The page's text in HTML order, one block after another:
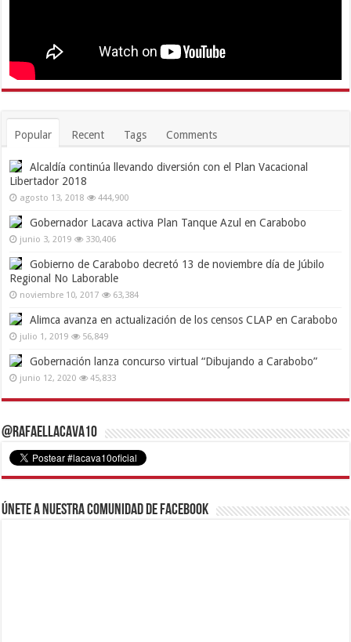
Popular Recent Tags Comments
Alcaldía continúa llevando diversión con el Plan Vacacional
Libertador 2018
agosto 13, 2018 444,900
Gobernador Lacava activa Plan Tanque Azul en Carabobo
junio 3, 2019 330,406
Gobierno de Carabobo decretó 13 de noviembre día de Júbilo
Regional No Laborable
noviembre 10, 2017 63,384
Alimca avanza en actualización de los censos CLAP en Carabobo
julio 1, 2019 56,849
Gobernación lanza concurso virtual “Dibujando a Carabobo”
junio 12, 2020 45,833
@RafaelLacava10
Únete a nuestra comunidad de Facebook